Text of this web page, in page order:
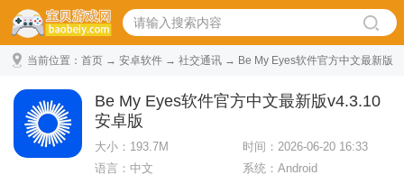
当前位置： 首页 → 安卓软件 → 社交通讯 → Be My Eyes软件官方中文最新版
Be My Eyes软件官方中文最新版v4.3.10
安卓版
大小： 193.7M
时间：2026-06-20 16:33
语言：中文
系统：Android